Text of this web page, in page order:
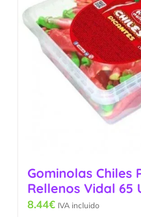
Gominolas Chiles
Rellenos Vidal 65
8.44€ IVA incluido